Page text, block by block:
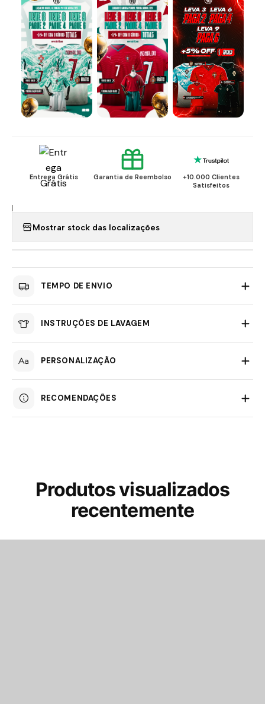
Entrega Grátis Garantia de Reembolso
+10.000 Clientes
Satisfeitos
|
Mostrar stock das localizações
TEMPO DE ENVIO
INSTRUÇÕES DE LAVAGEM
PERSONALIZAÇÃO
RECOMENDAÇÕES
Produtos visualizados
recentemente